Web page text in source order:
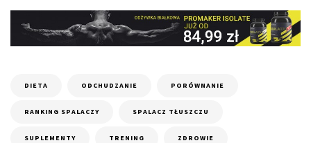
DIETA ODCHUDZANIE PORÓWNANIE
RANKING SPALACZY SPALACZ TŁUSZCZU
SUPLEMENTY TRENING ZDROWIE